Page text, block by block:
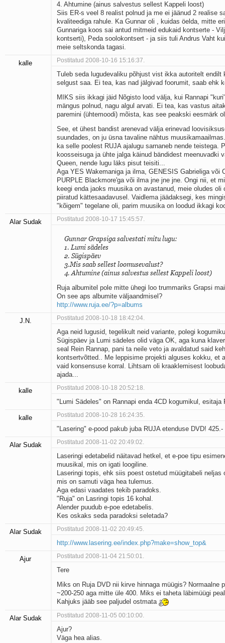
4. Ahtumine (ainus salvestus sellest Kappeli loost)
Siis ER-s veel 8 realist polnud ja me ei jäänud 2 realise
kvaliteediga rahule. Ka Gunnar oli , kuidas öelda, mitte
Gunnariga koos sai antud mitmeid edukaid kontserte -
kontserti), Peda soolokontsert - ja siis tuli Andrus Vaht
meie seltskonda tagasi.
kalle Postitatud 2008-10-16 15:16:37.
Tuleb seda lugudevaliku põhjust vist ikka autoritelt endilt
selgust saa. Ei tea, kas nad jälgivad foorumit, saab ehk
MIKS siis ikkagi jäid Nõgisto lood välja, kui Rannapi
mängus polnud, nagu algul arvati. Ei tea, kas vastus
paremini (ühtemoodi) mõista, kas see peakski eesmärk
See, et ühest bandist arenevad välja erinevad
suundades, on ju üsna tavaline nähtus
ka selle poolest RUJA ajalugu sarnaneb nende teistega.
koosseisuga ja ühte jalga käinud bändidest meenuvadki
Queen, nende lugu läks pisut teisiti...
Aga YES Wakemaniga ja ilma, GENESIS Gabrieliga või
PURPLE Blackmore'ga või ilma jne jne jne. Ongi nii, et
keegi enda jaoks muusika on avastanud, meie oludes oli
piiratud kättesaadavusel. Vaidlema jäädaksegi, kes
"kõigem" tegelane oli, parim muusika on loodud ikkagi
Alar Sudak Postitatud 2008-10-17 15:45:57.
Gunnar Grapsiga salvestati mitu lugu:
1. Lumi sädeles
2. Sügispäev
3.Mis saab sellest loomusevalust?
4. Ahtumine (ainus salvestus sellest Kappeli loost)
Ruja albumitel pole mitte ühegi loo trummariks Grapsi
On see aps albumite väljaandmisel?
http://www.ruja.ee/?p=albums
J.N. Postitatud 2008-10-18 18:42:04.
Aga neid lugusid, tegelikult neid variante, polegi
Sügispäev ja Lumi sädeles olid väga OK, aga kuna
seal Rein Rannap, pani ta neile veto ja avaldatud said
kontsertvõtted.. Me leppisime projekti alguses kokku, et
vaid konsensuse korral. Lihtsam oli kraaklemisest
ajada...
kalle Postitatud 2008-10-18 20:52:18.
"Lumi Sädeles" on Rannapi enda 4CD kogumikul, esitaja
kalle Postitatud 2008-10-28 16:24:35.
"Lasering" e-pood pakub juba RUJA etenduse DVD! 425.-
Alar Sudak Postitatud 2008-11-02 20:49:02.
Laseringi edetabelid näitavad hetkel, et e-poe tipu
muusikal, mis on igati loogiline.
Laseringi topis, ehk siis poest ostetud müügitabeli neljas
mis on samuti väga hea tulemus.
Aga edasi vaadates tekib paradoks.
"Ruja" on Lasringi topis 16 kohal.
Alender puudub e-poe edetabelis.
Kes oskaks seda paradoksi seletada?
Alar Sudak Postitatud 2008-11-02 20:49:45.
http://www.lasering.ee/index.php?make=show_top&
Ajur Postitatud 2008-11-04 21:50:01.
Tere
Miks on Ruja DVD nii kirve hinnaga müügis? Normaalne
~200-250 aga mitte üle 400. Miks ei taheta läbimüügi
Kahjuks jääb see paljudel ostmata
Alar Sudak Postitatud 2008-11-05 00:10:00.
Ajur?
Väga hea alias.